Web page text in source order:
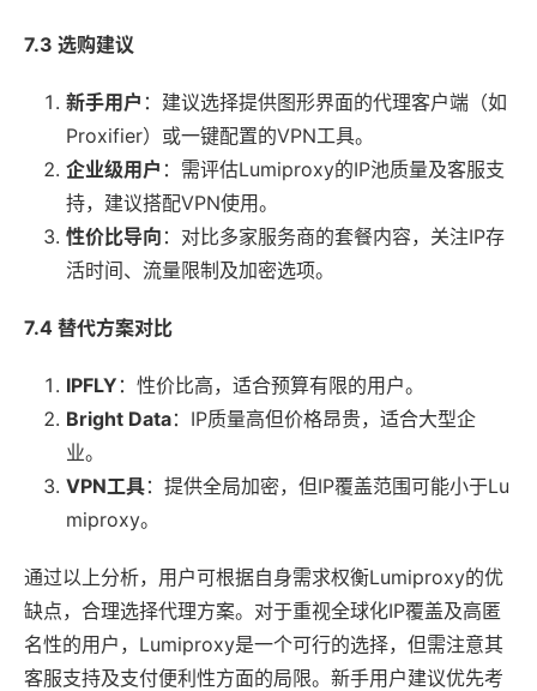
7.3 选购建议
新手用户 ：建议选择提供图形界面的代理客户端（如
Proxifier）或一键配置的VPN工具。
企业级用户 ：需评估Lumiproxy的IP池质量及客服支
持，建议搭配VPN使用。
性价比导向 ：对比多家服务商的套餐内容，关注IP存
活时间、流量限制及加密选项。
7.4 替代方案对比
IPFLY ：性价比高，适合预算有限的用户。
Bright Data：IP质量高但价格昂贵，适合大型企
业。
VPN工具：提供全局加密，但IP覆盖范围可能小于Lu
miproxy。
通过以上分析，用户可根据自身需求权衡Lumiproxy的优
缺点，合理选择代理方案。对于重视全球化IP覆盖及高匿
名性的用户，Lumiproxy是一个可行的选择，但需注意其
客服支持及支付便利性方面的局限。新手用户建议优先考